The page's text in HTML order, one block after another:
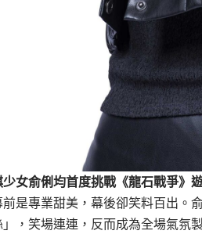
少女俞俐均首度挑戰《龍石戰爭
是專業甜美，幕後卻笑料百出。
」，笑場連連，反而成為全場氣